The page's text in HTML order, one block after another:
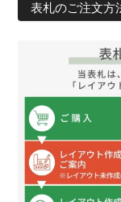
表札のご注文方